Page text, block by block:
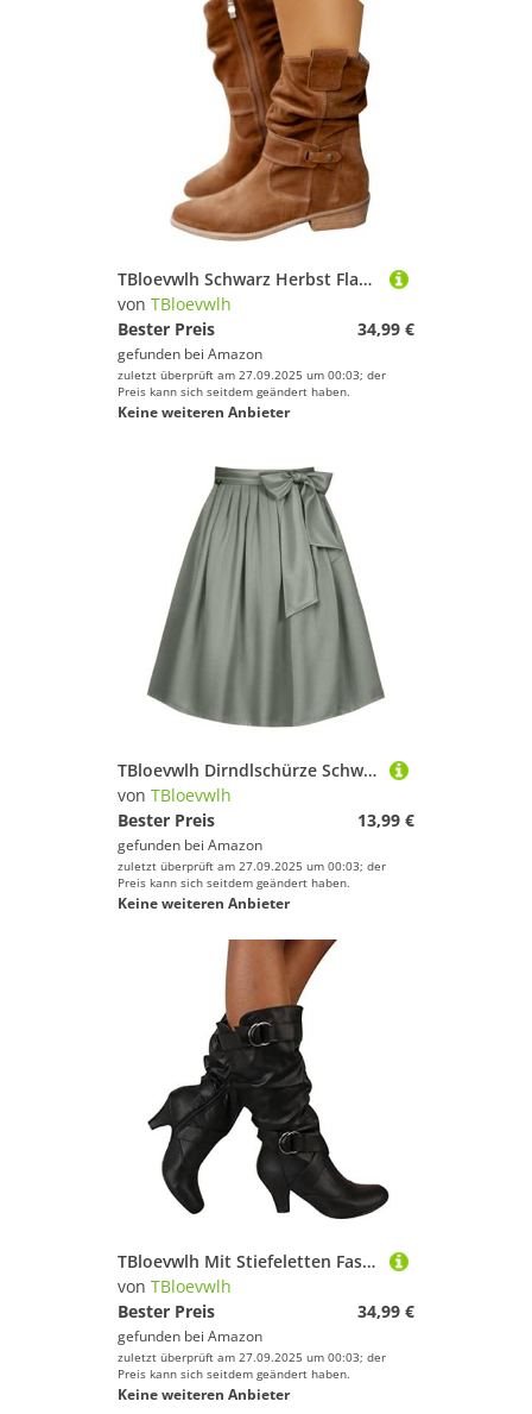
TBloevwlh Schwarz Herbst Flache Lug Damen Leder Worker Knöchelstiefel Für Bequem Stylische Westernstiefel Boots Innenreißverschluss wasserdichte Gefütterte Wildleder Schuhe Elegant Braun Mit
von TBloevwlh
Bester Preis
34,99 €
gefunden bei Amazon
zuletzt überprüft am 27.09.2025 um 00:03; der
Preis kann sich seitdem geändert haben.
Keine weiteren Anbieter
TBloevwlh Dirndlschürze Schwarz 70cm Länge Kristin Für Dirndl Gr. 32-54 Damen Traditionelle Dirndlschürze Trachtenkleid Taftschürze Midi Jacquard Zum Binden Schwarz Rot
von TBloevwlh
Bester Preis
13,99 €
gefunden bei Amazon
zuletzt überprüft am 27.09.2025 um 00:03; der
Preis kann sich seitdem geändert haben.
Keine weiteren Anbieter
TBloevwlh Mit Stiefeletten Fashion Innenreißverschluss Boots Accent Elegant Für Gefütterte Absatz Warm Elastischer Ferse Damenstiefel Reißverschluss Stylische Atmungsaktiv Damen Wasserdichtem
von TBloevwlh
Bester Preis
34,99 €
gefunden bei Amazon
zuletzt überprüft am 27.09.2025 um 00:03; der
Preis kann sich seitdem geändert haben.
Keine weiteren Anbieter